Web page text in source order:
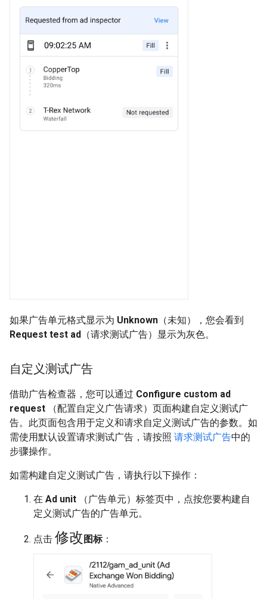
如果广告单元格式显示为 Unknown （未知），您会看到
Request test ad
（请求测试广告）显示为灰色。
自定义测试广告
借助广告检查器，您可以通过 Configure custom ad
request （配置自定义广告请求）页面构建自定义测试广
告。此页面包含用于定义和请求自定义测试广告的参数。如
需使用默认设置请求测试广告，请按照 请求测试广告中的
步骤操作。
如需构建自定义测试广告，请执行以下操作：
在 Ad unit （广告单元）标签页中，点按您要构建自
定义测试广告的广告单元。
点击 修改 图标：